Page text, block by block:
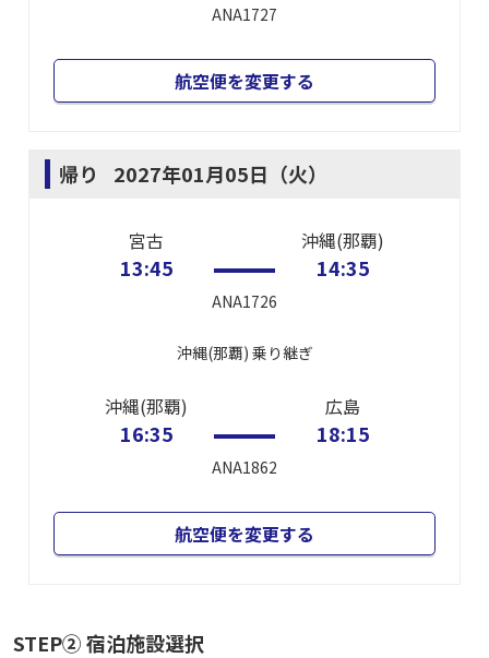
ANA1727
航空便を変更する
帰り 2027年01月05日（火）
宮古
13:45
ANA1726
沖縄(那覇)
14:35
沖縄(那覇) 乗り継ぎ
沖縄(那覇)
16:35
ANA1862
広島
18:15
航空便を変更する
STEP② 宿泊施設選択